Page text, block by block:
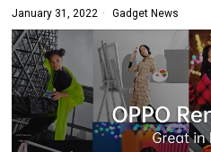
January 31, 2022 Gadget News